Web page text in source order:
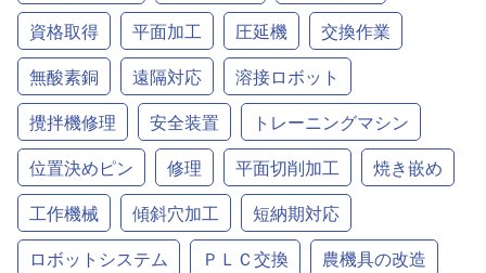
資格取得
平面加工 圧延機
交換作業
無酸素銅
遠隔対応
溶接ロボット
攪拌機修理
安全装置
トレーニングマシン
位置決めピン
修理 平面切削加工
焼き嵌め
工作機械
傾斜穴加工
短納期対応
ロボットシステム
ＰＬＣ交換
農機具の改造